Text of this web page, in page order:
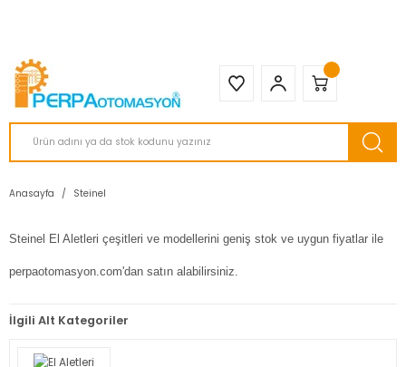
Anasayfa Steinel
Steinel El Aletleri çeşitleri ve modellerini geniş stok ve uygun fiyatlar ile
perpaotomasyon.com'dan satın alabilirsiniz.
İlgili Alt Kategoriler